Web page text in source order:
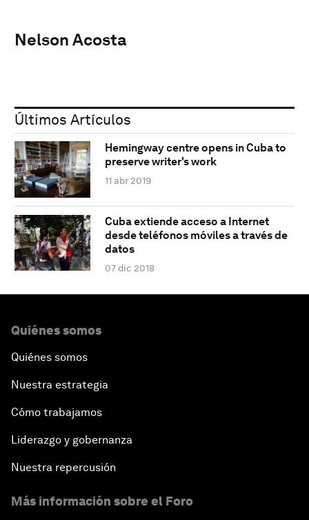
Nelson Acosta
Últimos Artículos
Hemingway centre opens in Cuba to
preserve writer's work
11 abr 2019
Cuba extiende acceso a Internet
desde teléfonos móviles a través de
datos
07 dic 2018
Quiénes somos
Quiénes somos
Nuestra estrategia
Cómo trabajamos
Liderazgo y gobernanza
Nuestra repercusión
Más información sobre el Foro